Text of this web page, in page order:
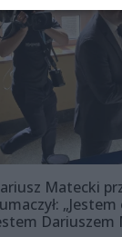
Matecki
Dariuszem